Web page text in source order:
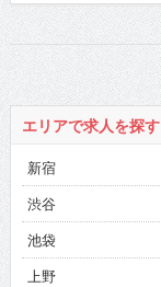
エリアで求人を探す
新宿
渋谷
池袋
上野